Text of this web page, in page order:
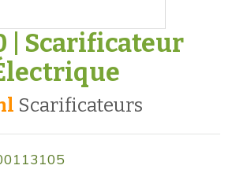
| Scarificateur
scarificateurs